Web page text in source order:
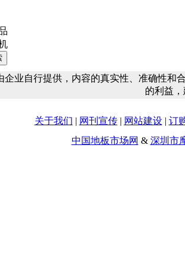
企业自行提供，内容的真实性、准确性
的利益
关于我们 | 网刊宣传| 网站建设| 订
中国地板市场网 & 深圳市